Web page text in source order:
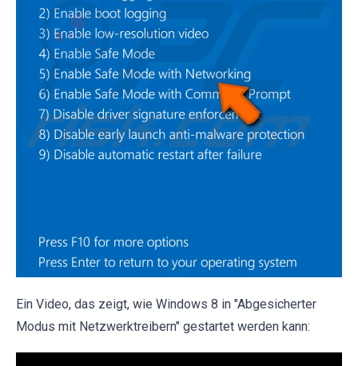
Ein Video, das zeigt, wie Windows 8 in "Abgesicherter
Modus mit Netzwerktreibern" gestartet werden kann: